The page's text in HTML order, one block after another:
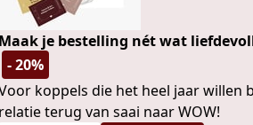
Maak je bestelling nét wat
- 20%
koppels die het heel jaar willen
relatie terug van saai naar WOW!